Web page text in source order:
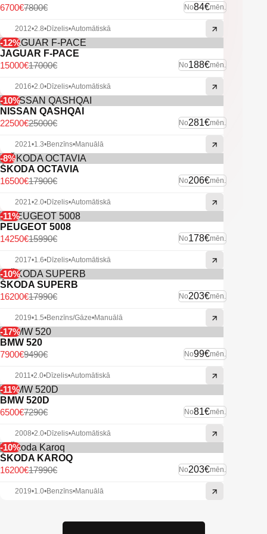
No84€mēn.
7800€
6700€
2012•2.8•Dīzelis•Automātiskā
-12%
JAGUAR F-PACE
No188€mēn.
17000€
15000€
2016•2.0•Dīzelis•Automātiskā
-10%
NISSAN QASHQAI
No281€mēn.
25000€
22500€
2021•1.3•Benzīns•Manuālā
-8%
ŠKODA OCTAVIA
No206€mēn.
17900€
16500€
2021•2.0•Dīzelis•Automātiskā
-11%
PEUGEOT 5008
No178€mēn.
15990€
14250€
2017•1.6•Dīzelis•Automātiskā
-10%
ŠKODA SUPERB
No203€mēn.
17990€
16200€
2019•1.5•Benzīns/Gāze•Manuālā
-17%
BMW 520
No99€mēn.
9490€
7900€
2011•2.0•Dīzelis•Automātiskā
-11%
BMW 520D
No81€mēn.
7290€
6500€
2008•2.0•Dīzelis•Automātiskā
-10%
ŠKODA KAROQ
No203€mēn.
17990€
16200€
2019•1.0•Benzīns•Manuālā